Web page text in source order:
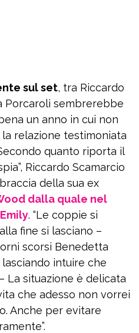
sul set, tra Riccardo
Porcaroli sembrerebbe
un anno in cui non
la relazione testimoniata
quanto riporta il
Riccardo Scamarcio
della sua ex
dalla quale nel
. “Le coppie si
fine si lasciano –
scorsi Benedetta
lasciando intuire che
La situazione è delicata
che adesso non vorrei
Anche per evitare